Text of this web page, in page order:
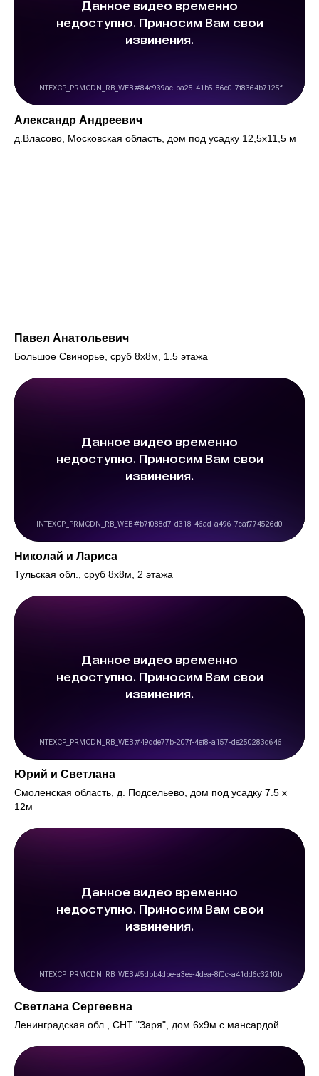
Александр Андреевич
д.Власово, Московская область, дом под усадку 12,5х11,5 м
Павел Анатольевич
Большое Свинорье, сруб 8х8м, 1.5 этажа
Николай и Лариса
Тульская обл., сруб 8х8м, 2 этажа
Юрий и Светлана
Смоленская область, д. Подсельево, дом под усадку 7.5 х
12м
Светлана Сергеевна
Ленинградская обл., СНТ "Заря", дом 6х9м с мансардой